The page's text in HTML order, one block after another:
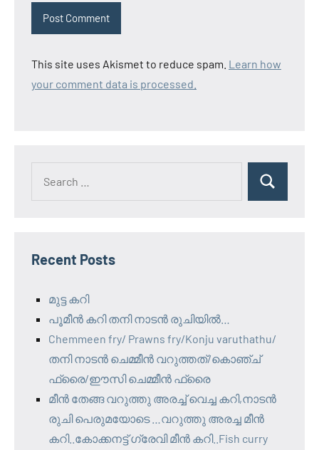
This site uses Akismet to reduce spam. Learn how
your comment data is processed.
Search
Recent Posts
മുട്ട കറി
പൂമീൻ കറി തനി നാടൻ രുചിയിൽ…
Chemmeen fry/ Prawns fry/Konju varuthathu/
തനി നാടൻ ചെമ്മീൻ വറുത്തത്/കൊഞ്ച്
ഫ്രൈ/ഈസി ചെമ്മീൻ ഫ്രൈ
മീൻ തേങ്ങ വറുത്തു അരച്ച് വെച്ച കറി,നാടൻ
രുചി പെരുമയോടെ …വറുത്തു അരച്ച മീൻ
കറി..കോക്കനട്ട് ഗ്രേവി മീൻ കറി..Fish curry